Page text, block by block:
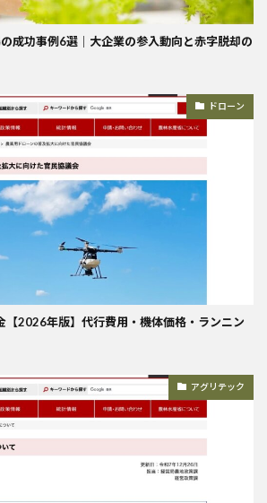
成功事例6選｜大企業の参入動向と赤字脱却の
ドローン
【2026年版】代行費用・機体価格・ランニン
アグリテック